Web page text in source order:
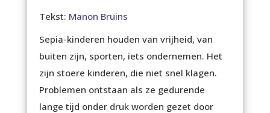
Tekst: Manon Bruins
Sepia-kinderen houden van vrijheid, van
buiten zijn, sporten, iets ondernemen. Het
zijn stoere kinderen, die niet snel klagen.
Problemen ontstaan als ze gedurende
lange tijd onder druk worden gezet door